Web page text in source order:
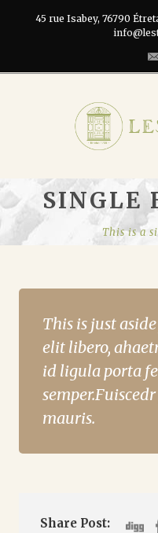
45 rue Isabey, 76790
SINGLE
This is a
This is just
elit libero,
id ligula porta
mauris.
Share Post: